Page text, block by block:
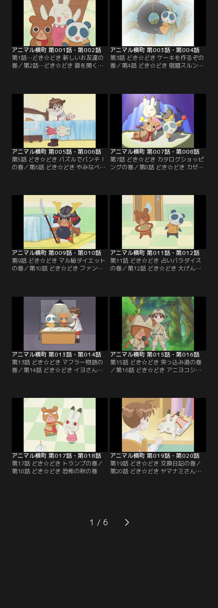
アニマル横町 第001話・第002話
第1話…どき☆どき 新しいお友達の
巻／第2話…どき☆どき 扉を開くの
アニマル横町 第003話・第004話
第3話 どき☆どき ケーキを作るぞの
巻／第4話 どき☆どき 宿題スルンジ
アニマル横町 第005話・第006話
第5話 どき☆どき パズルでパンチ！
の巻／第6話 どき☆どき やみなべパ
アニマル横町 第007話・第008話
第7話 どき☆どき カタログショッピ
ングの巻／第8話 どき☆どき カゼっ
アニマル横町 第009話・第010話
第9話 どき☆どき マル秘ダイエット
の巻／第10話 どき☆どき ファンレ
アニマル横町 第011話・第012話
第11話 どき☆どき 占いパラダイス
の巻／第12話 どき☆どき 大げんか
アニマル横町 第013話・第014話
第13話 どき☆どき マフラー物語の
巻／第14話 どき☆どき イヨさん事
アニマル横町 第015話・第016話
第15話 どき☆どき 突っ込み道の巻
／第16話 どき☆どき アニヨコシリ
アニマル横町 第017話・第018話
第17話 どき☆どき トランプの巻／
第18話 どき☆どき 恐怖の秋の巻
アニマル横町 第019話・第020話
第19話 どき☆どき 交換日記の巻／
第20話 どき☆どき ヤマナミさん殺
1